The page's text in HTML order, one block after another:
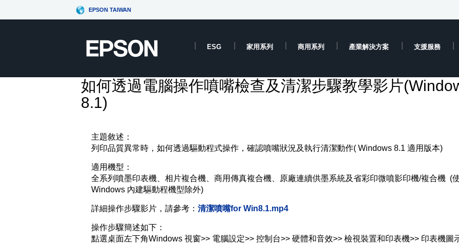
EPSON TAIWAN
ESG 家用系列 商用系列 產業解決方案 支援服務
如何透過電腦操作噴嘴檢查及清潔步驟教學影片
8.1)
主題敘述：
列印品質異常時，如何透過驅動程式操作，確認噴嘴狀況及執行清潔動作( Windows 8.1 適用版本)
適用機型：
全系列噴墨印表機、相片複合機、商用傳真複合機、原廠連續供墨系統及省彩印微噴影印機/複合機 (
Windows 內建驅動程機型除外)
詳細操作步驟影片，請參考： 清潔噴嘴for Win8.1.mp4
操作步驟簡述如下：
點選桌面左下角Windows 視窗>> 電腦設定>> 控制台>> 硬體和音效>> 檢視裝置和印表機>> 印表機圖